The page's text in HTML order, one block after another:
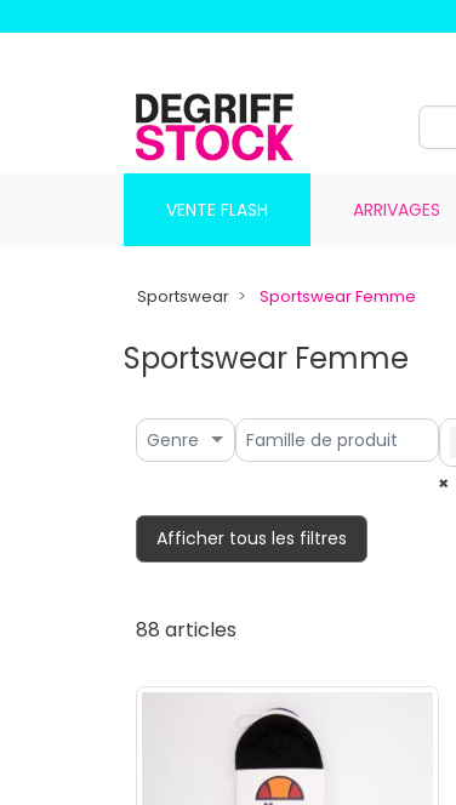
VENTE FLASH ARRIVAGES
Sportswear Sportswear Femme
Sportswear Femme
Genre
Afficher tous les filtres
88 articles